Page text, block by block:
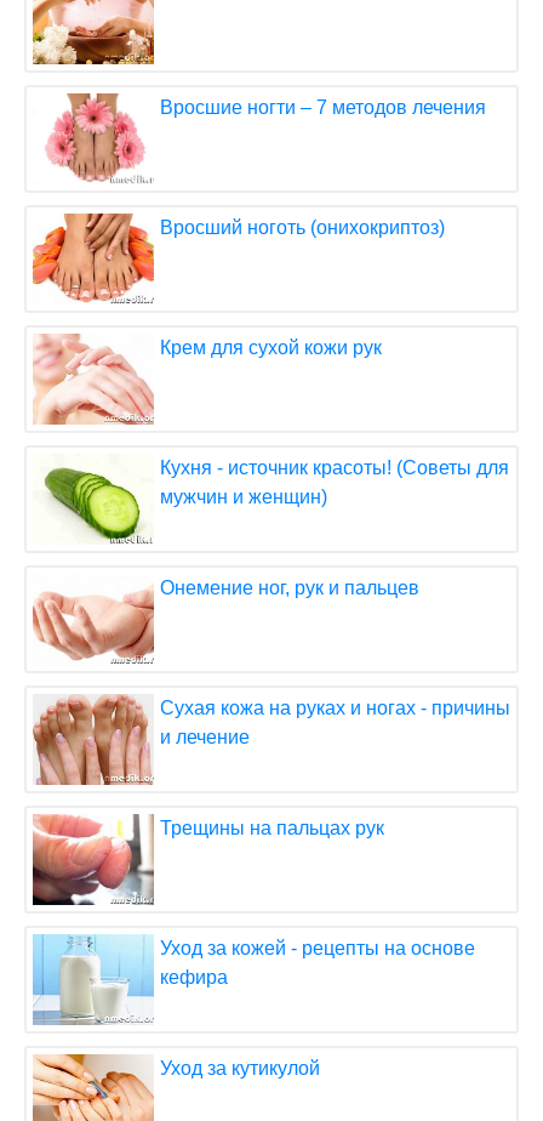
Вросшие ногти – 7 методов лечения
Вросший ноготь (онихокриптоз)
Крем для сухой кожи рук
Кухня - источник красоты! (Советы для
мужчин и женщин)
Онемение ног, рук и пальцев
Сухая кожа на руках и ногах - причины
и лечение
Трещины на пальцах рук
Уход за кожей - рецепты на основе
кефира
Уход за кутикулой